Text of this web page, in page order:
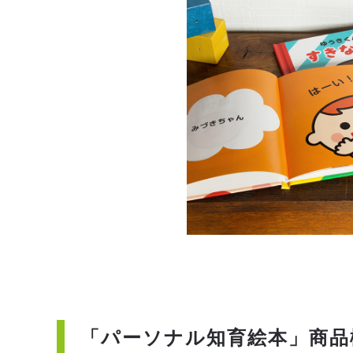
「パーソナル知育絵本」商